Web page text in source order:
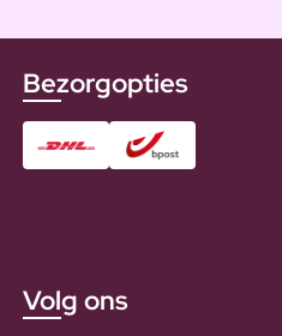
Bezorgopties
Volg ons